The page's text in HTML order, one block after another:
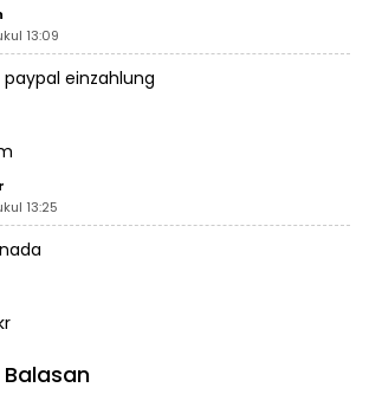
13:09
einzahlung
13:25